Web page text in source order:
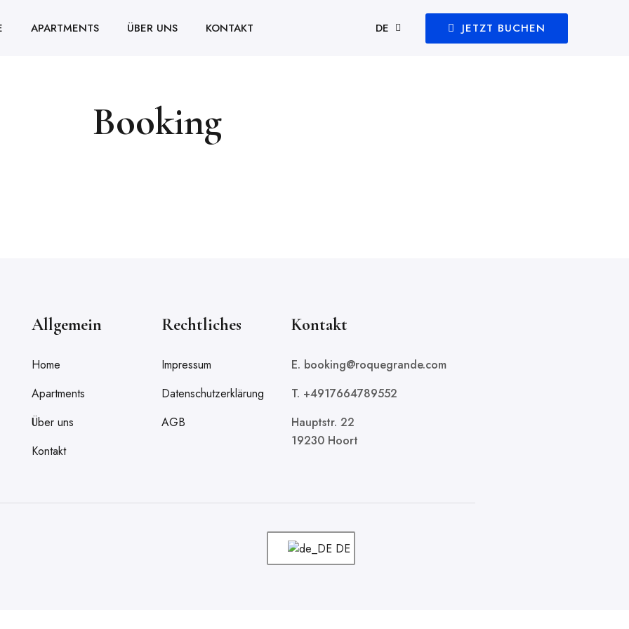
APARTMENTS ÜBER UNS KONTAKT DE JETZT BUCHEN
Booking
Allgemein
Home
Apartments
Über uns
Kontakt
Rechtliches
Impressum
Datenschutzerklärung
AGB
Kontakt
E. booking@roquegrande.com
T. +4917664789552
Hauptstr. 22
19230 Hoort
DE